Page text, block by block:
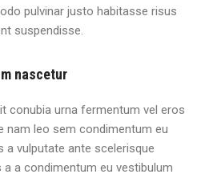
pulvinar justo habitasse risus
suspendisse.
nascetur
conubia urna fermentum vel eros
nam leo sem condimentum eu
a vulputate ante scelerisque
a condimentum eu vestibulum